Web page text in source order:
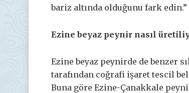
bariz altında olduğunu fark edin.”
Ezine beyaz peynir nasıl
Ezine beyaz peynirde de benzer
tarafından coğrafi işaret tescil
Buna göre Ezine-Çanakkale